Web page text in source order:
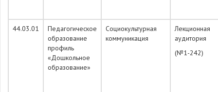
44.03.01
Педагогическое
образование
профиль
«Дошкольное
образование»
Социокультурная
коммуникация
Лекционная
аудитория
(№1-242)